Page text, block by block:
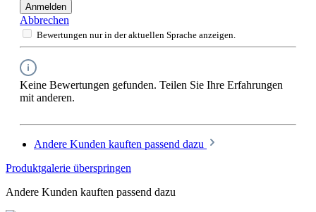
Anmelden
Abbrechen
Bewertungen nur in der aktuellen Sprache anzeigen.
Keine Bewertungen gefunden. Teilen Sie Ihre Erfahrungen
mit anderen.
Andere Kunden kauften passend dazu
Produktgalerie überspringen
Andere Kunden kauften passend dazu